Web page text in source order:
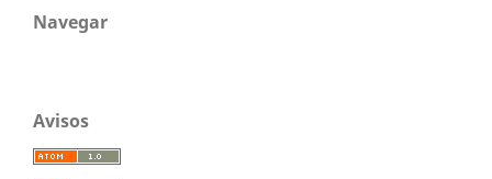
Navegar
Avisos